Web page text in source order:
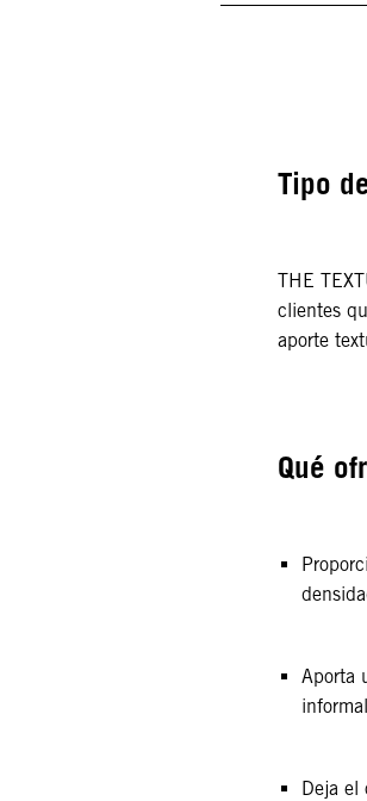
Tipo
THE
clientes
aporte
Qué
Aporta
informal
Deja el